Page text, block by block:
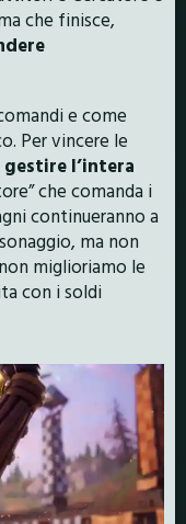
che finisce,
e come
Per vincere le
gestire l’intera
che comanda i
continueranno a
ma non
miglioriamo le
con i soldi